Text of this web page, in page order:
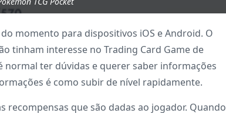
momento para dispositivos iOS e Android. O
tinham interesse no Trading Card Game de
normal ter dúvidas e querer saber informações
é como subir de nível rapidamente.
que são dadas ao jogador. Quando